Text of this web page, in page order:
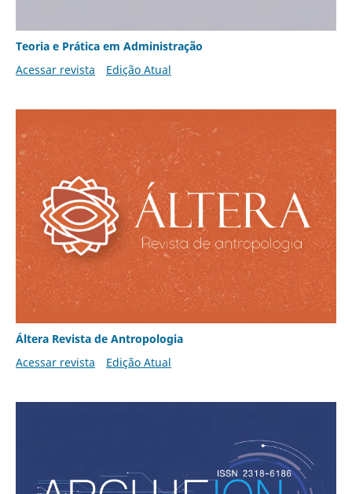
Teoria e Prática em Administração
Acessar revista
Edição Atual
Áltera Revista de Antropologia
Acessar revista
Edição Atual